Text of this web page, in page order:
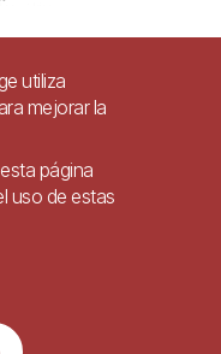
de Videovigilancia
Decreto 1112/2018, de 7 de
utiliza
mejorar la
página
uso de estas